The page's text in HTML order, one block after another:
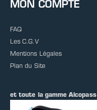
MON COMPTE
FAQ
Les C.G.V
Mentions Légales
Plan du Site
et toute la gamme Alcopass